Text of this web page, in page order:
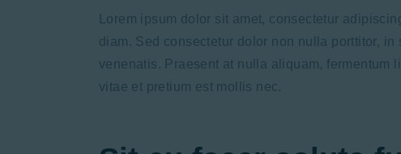
Lorem ipsum dolor sit amet, consectetur
diam. Sed consectetur dolor non nulla porttitor,
venenatis. Praesent at nulla aliquam, fermentum
vitae et pretium est mollis nec.